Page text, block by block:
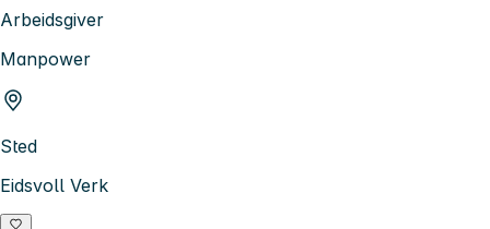
Arbeidsgiver
Manpower
Sted
Eidsvoll Verk